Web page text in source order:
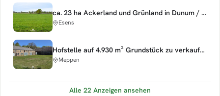
ca. 23 ha Ackerland und Grünland in Dunum / Esens zu verkaufen
Esens
Hofstelle auf 4.930 m² Grundstück zu verkaufen
Meppen
Alle 22 Anzeigen ansehen